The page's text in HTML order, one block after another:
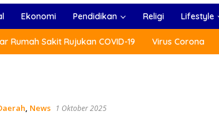
Ekonomi Pendidikan Religi Lifestyle
Rumah Sakit Rujukan COVID-19 Virus Corona
, News 1 Oktober 2025